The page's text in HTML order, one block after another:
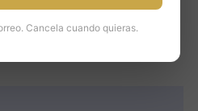
en St Andrews.
Cancela cuando quieras.